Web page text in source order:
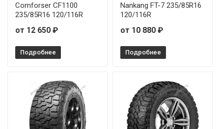
Comforser CF1100
235/85R16 120/116R
от 12 650 ₽
Подробнее
Nankang FT-7 235/85R16
120/116R
от 10 880 ₽
Подробнее